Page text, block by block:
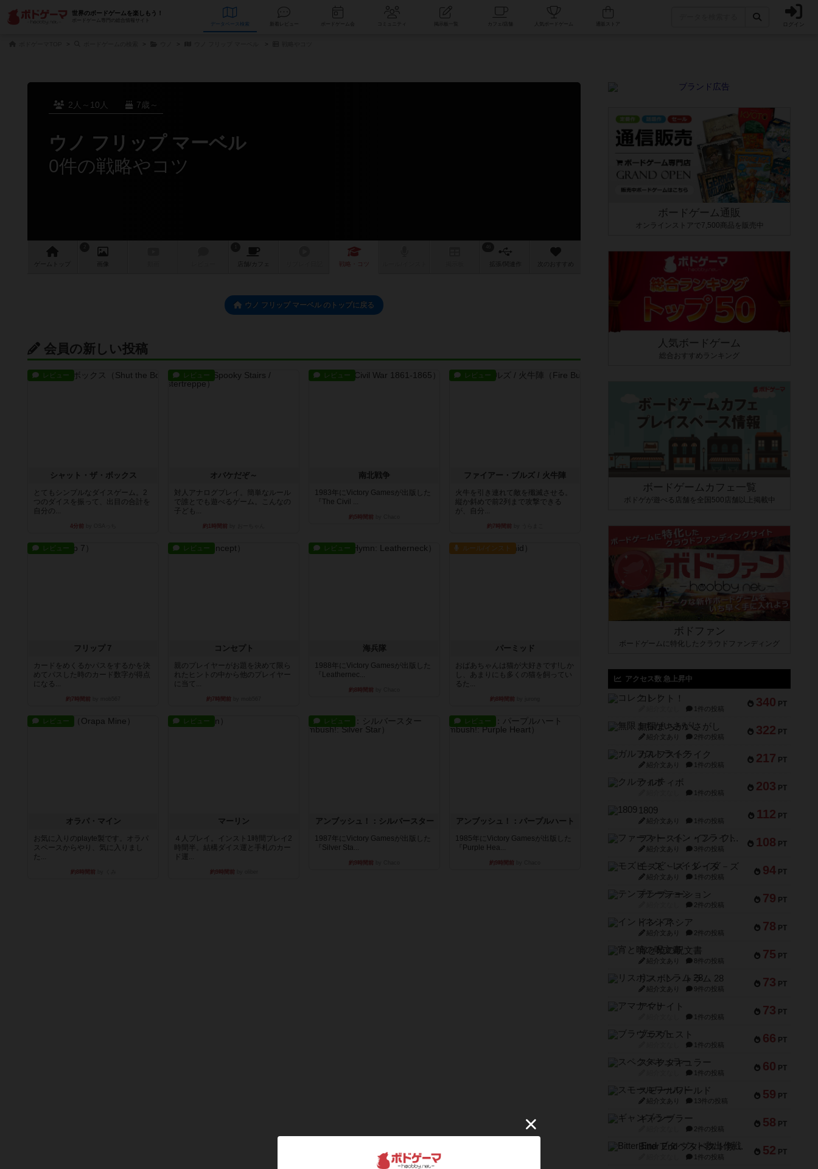
世界のボードゲームを楽しもう！
ボードゲーム専門の総合情報サイト
データベース コミュニティ 人気ボードゲーム ログイン
2人～10人 7歳～
ウノ フリップ マーベル
0件の戦略やコツ
ゲーム 画像 店舗/ カフェ 戦略 ・コツ 作 次のおすすめ
ウノ フリップ マーベル のトップに戻る
会員の新しい投稿
レビュー
シャット・ザ・ボックス
とてもシンプルなダイスゲーム。2
つのダイスを振って、出目の合計を
自分の...
4分前
レビュー
オバケだぞ～
対人アナログプレイ。簡単なルール
で誰とでも遊べるゲーム。こんなの
子ども...
約1時間前
レビュー
南北戦争
1983年にVictory Gamesが出版した
『The Civil ...
約5時間前
レビュー
ファイアー・ブルズ / 火牛陣
火牛を引き連れて敵を殲滅させる。
縦か斜めで前2列まで攻撃できる
が、自分...
約7時間前
レビュー
フリップ７
カードをめくるかパスをするかを決
めてパスした時のカード数字が得点
になる...
約7時間前
レビュー
コンセプト
親のプレイヤーがお題を決めて限ら
れたヒントの中から他のプレイヤー
に当て...
約7時間前
レビュー
海兵隊
1988年にVictory Gamesが出版した
『Leathernec...
約8時間前
ルール/インスト
パーミッド
おばあちゃんは猫が大好きです!しか
し、あまりにも多くの猫を飼ってい
るた...
約8時間前
レビュー
オラパ・マイン
お気に入りのplayte製です。オラパ
スペースからやり、気に入りまし
た...
約8時間前
レビュー
マーリン
４人プレイ。インスト1時間プレイ2
時間半。結構ダイス運と手札のカー
ド運...
約9時間前
レビュー
アンブッシュ！：シルバースター
1987年にVictory Gamesが出版した
『Silver Sta...
約9時間前
レビュー
アンブッシュ！：パープルハート
1985年にVictory Gamesが出版した
『Purple Hea...
約9時間前
ボードゲーム通販
オンラインストアで7,500商品を販売中
人気ボードゲーム
総合おすすめランキング
ボードゲームカフェ一覧
ボドゲが遊べる店舗を全国500店舗以上掲載中
ボドファン
ボードゲームに特化したクラウドファンディング
アクセス数 急上昇中
340 PT
コレクト！
1件の投稿
322 PT
無限まちがいさがし
紹介文あり 2件の投稿
217 PT
ガルフストライク
紹介文あり 1件の投稿
203 PT
クルティボ
1件の投稿
112 PT
1809
紹介文あり 1件の投稿
108 PT
ファースト・イン・フライト
紹介文あり 3件の投稿
94 PT
モズビ－ズ・レイダ－ズ
紹介文あり 1件の投稿
79 PT
テンプテーション
2件の投稿
78 PT
インドネシア
紹介文あり 2件の投稿
75 PT
宵と暁の呪文書
紹介文あり 8件の投稿
73 PT
リスボン・トラム 28
紹介文あり 9件の投稿
73 PT
アマナイト
1件の投稿
66 PT
ブラヴェスト
1件の投稿
60 PT
スペクタキュラー
1件の投稿
59 PT
スモールワールド
紹介文あり 13件の投稿
58 PT
ギャンブラー
2件の投稿
52 PT
Bitter End ブタペスト救出作戦
1件の投稿